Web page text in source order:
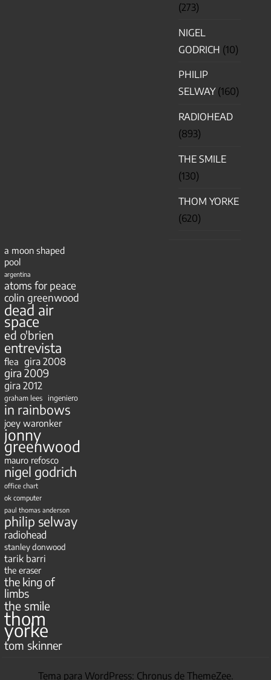
(273)
NIGEL
GODRICH (10)
PHILIP
SELWAY(160)
RADIOHEAD
(893)
THE SMILE
(130)
THOM YORKE
(620)
a moon shaped
pool
argentina
atoms for peace
colin greenwood
dead air
space
ed o'brien
entrevista
flea gira 2008
gira 2009
gira 2012
graham lees ingeniero
in rainbows
joey waronker
jonny
greenwood
mauro refosco
nigel godrich
office chart
ok computer
paul thomas anderson
philip selway
radiohead
stanley donwood
tarik barri
the eraser
the king of
limbs
the smile
thom
yorke
tom skinner
Tema para WordPress: Chronus de ThemeZee.